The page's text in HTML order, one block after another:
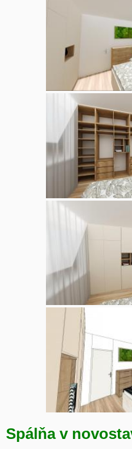
Spálňa v